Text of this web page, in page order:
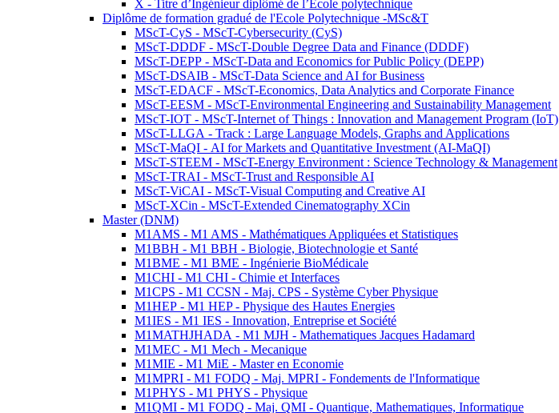
X - Titre d’Ingénieur diplômé de l’École polytechnique
Diplôme de formation gradué de l'Ecole Polytechnique -MSc&T
MScT-CyS - MScT-Cybersecurity (CyS)
MScT-DDDF - MScT-Double Degree Data and Finance (DDDF)
MScT-DEPP - MScT-Data and Economics for Public Policy (DEPP)
MScT-DSAIB - MScT-Data Science and AI for Business
MScT-EDACF - MScT-Economics, Data Analytics and Corporate Finance
MScT-EESM - MScT-Environmental Engineering and Sustainability Management
MScT-IOT - MScT-Internet of Things : Innovation and Management Program (IoT)
MScT-LLGA - Track : Large Language Models, Graphs and Applications
MScT-MaQI - AI for Markets and Quantitative Investment (AI-MaQI)
MScT-STEEM - MScT-Energy Environment : Science Technology & Management
MScT-TRAI - MScT-Trust and Responsible AI
MScT-ViCAI - MScT-Visual Computing and Creative AI
MScT-XCin - MScT-Extended Cinematography XCin
Master (DNM)
M1AMS - M1 AMS - Mathématiques Appliquées et Statistiques
M1BBH - M1 BBH - Biologie, Biotechnologie et Santé
M1BME - M1 BME - Ingénierie BioMédicale
M1CHI - M1 CHI - Chimie et Interfaces
M1CPS - M1 CCSN - Maj. CPS - Système Cyber Physique
M1HEP - M1 HEP - Physique des Hautes Energies
M1IES - M1 IES - Innovation, Entreprise et Société
M1MATHJHADA - M1 MJH - Mathematiques Jacques Hadamard
M1MEC - M1 Mech - Mecanique
M1MIE - M1 MiE - Master en Economie
M1MPRI - M1 FODQ - Maj. MPRI - Fondements de l'Informatique
M1PHYS - M1 PHYS - Physique
M1QMI - M1 FODQ - Maj. QMI - Quantique, Mathematiques, Informatique